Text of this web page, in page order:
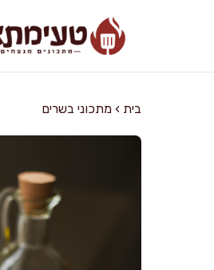
בית › מתכוני בשרים